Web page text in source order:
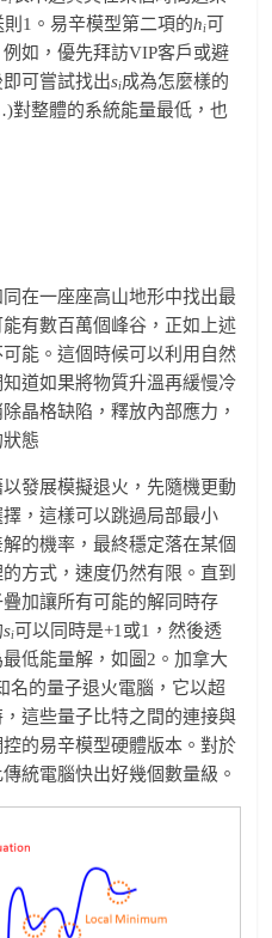
­1。易辛模型第二項的hi可
如，優先拜訪VIP客戶或避
可嘗試找出si成為怎麼樣的
對整體的系統能量最低，也
在一座座高山地形中找出最
有數百萬個峰谷，正如上述
能。這個時候可以利用自然
道如果將物質升溫再緩慢冷
晶格缺陷，釋放內部應力，
態
發展模擬退火，先隨機更動
，這樣可以跳過局部最小
的機率，最終穩定落在某個
方式，速度仍然有限。直到
加讓所有可能的解同時存
si可以同時是+1或­1，然後透
低能量解，如圖2。加拿大
名的量子退火電腦，它以超
這些量子比特之間的連接與
的易辛模型硬體版本。對於
統電腦快出好幾個數量級。